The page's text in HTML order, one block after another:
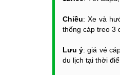
Chiều: Xe và
thống cáp treo 3
Lưu ý: giá vé
du lịch tại thời